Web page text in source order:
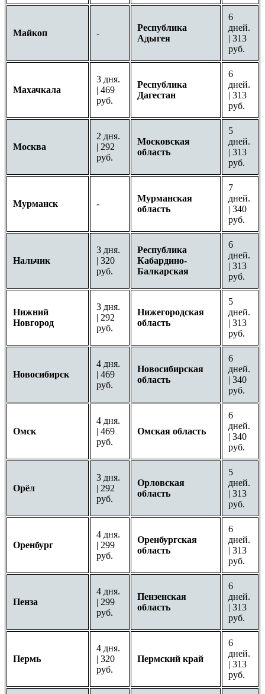
Майкоп -
Республика
Адыгея
6
дней.
| 313
руб.
Махачкала
3 дня.
| 469
руб.
Республика
Дагестан
6
дней.
| 313
руб.
Москва
2 дня.
| 292
руб.
Московская
область
5
дней.
| 313
руб.
Мурманск -
Мурманская
область
7
дней.
| 340
руб.
Нальчик
3 дня.
| 320
руб.
Республика
Кабардино-
Балкарская
6
дней.
| 313
руб.
Нижний
Новгород
3 дня.
| 292
руб.
Нижегородская
область
5
дней.
| 313
руб.
Новосибирск
4 дня.
| 469
руб.
Новосибирская
область
6
дней.
| 340
руб.
Омск
4 дня.
| 469
руб.
Омская область
6
дней.
| 340
руб.
Орёл
3 дня.
| 292
руб.
Орловская
область
5
дней.
| 313
руб.
Оренбург
4 дня.
| 299
руб.
Оренбургская
область
6
дней.
| 313
руб.
Пенза
4 дня.
| 299
руб.
Пензенская
область
6
дней.
| 313
руб.
Пермь
4 дня.
| 320
руб.
Пермский край
6
дней.
| 313
руб.